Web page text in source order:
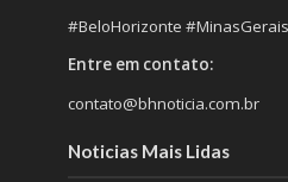
#BeloHorizonte
Entre em contato:
contato@bhnoticia.com.br
Noticias Mais Lidas